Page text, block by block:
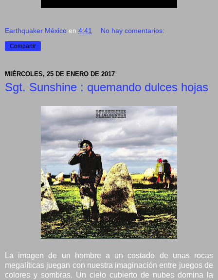
Earthquaker México en 4:41 No hay comentarios:
Compartir
MIÉRCOLES, 25 DE ENERO DE 2017
Sgt. Sunshine : quemando dulces hojas
La imagen de un hombre a un costado de unas rocas
megalíticas juegan con nuestra imaginación entre juegos de
colores y sombras. Un cielo cubierto de nubes domina la